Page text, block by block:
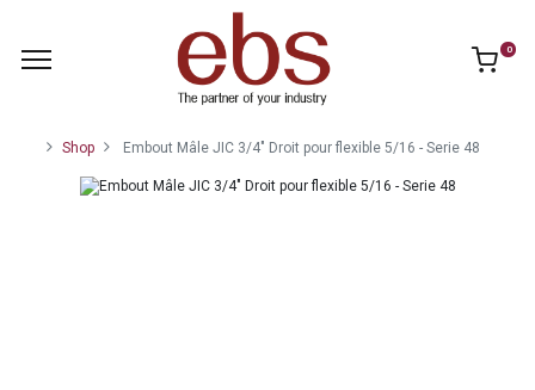
0
Shop Embout Mâle JIC 3/4" Droit pour flexible 5/16 - Serie 48